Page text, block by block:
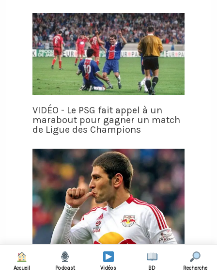
VIDÉO - Le PSG fait appel à un
marabout pour gagner un match
de Ligue des Champions
Il assiste à la naissance de sa fille
Accueil Podcast Vidéos BD Recherche